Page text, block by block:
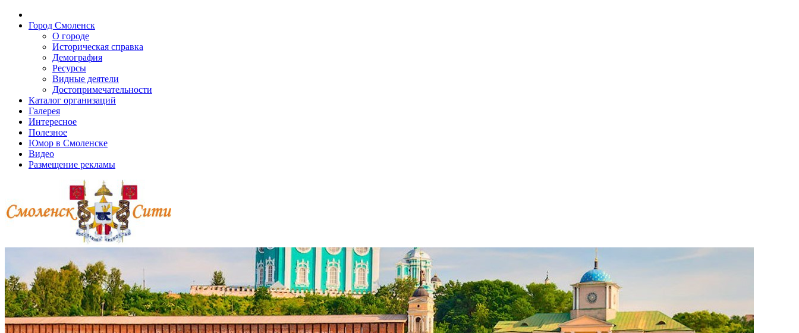
Город Смоленск
О городе
Историческая справка
Демография
Ресурсы
Видные деятели
Достопримечательности
Каталог организаций
Галерея
Интересное
Полезное
Юмор в Смоленске
Видео
Размещение рекламы